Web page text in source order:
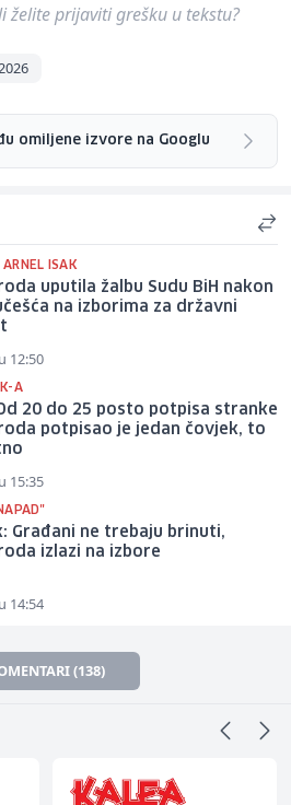
želite prijaviti grešku u tekstu?
omiljene izvore na Googlu
ISAK
uputila žalbu Sudu BiH nakon
na izborima za državni
12:50
A
20 do 25 posto potpisa stranke
potpisao je jedan čovjek, to
15:35
Građani ne trebaju brinuti,
izlazi na izbore
14:54
(138)